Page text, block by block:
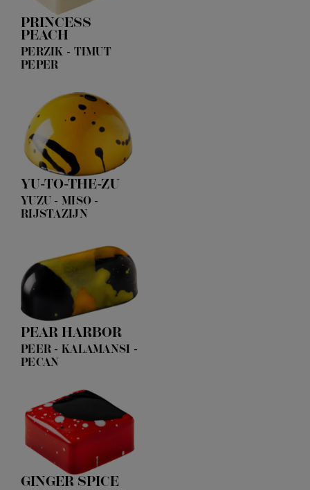
PRINCESS
PEACH
PERZIK - TIMUT
PEPER
YU-TO-THE-ZU
YUZU - MISO -
RIJSTAZIJN
PEAR HARBOR
PEER - KALAMANSI -
PECAN
GINGER SPICE